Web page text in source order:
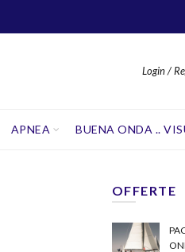
Login /
APNEA BUENA ONDA ..
OFFERTE